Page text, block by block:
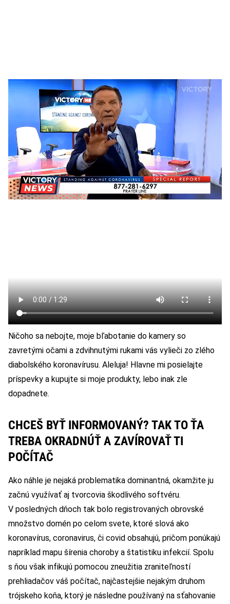
Ničoho sa nebojte, moje bľabotanie do kamery so
zavretými očami a zdvihnutými rukami vás vylieči zo zlého
diabolského koronavírusu. Aleluja! Hlavne mi posielajte
príspevky a kupujte si moje produkty, lebo inak zle
dopadnete.
CHCEŠ BYŤ INFORMOVANÝ? TAK TO ŤA
TREBA OKRADNÚŤ A ZAVÍROVAŤ TI
POČÍTAČ
Ako náhle je nejaká problematika dominantná, okamžite ju
začnú využívať aj tvorcovia škodlivého softvéru.
V posledných dňoch tak bolo registrovaných obrovské
množstvo domén po celom svete, ktoré slová ako
koronavírus, coronavirus, či covid obsahujú, pričom ponúkajú
napríklad mapu šírenia choroby a štatistiku infekcií. Spolu
s ňou však infikujú pomocou zneužitia zraniteľností
prehliadačov váš počítač, najčastejšie nejakým druhom
trójskeho koňa, ktorý je následne používaný na sťahovanie